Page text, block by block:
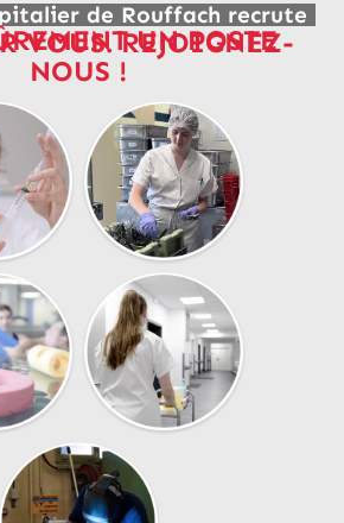
de Rouffach recrute
UN POSTE
VOUS. REJOIGNEZ-
NOUS !